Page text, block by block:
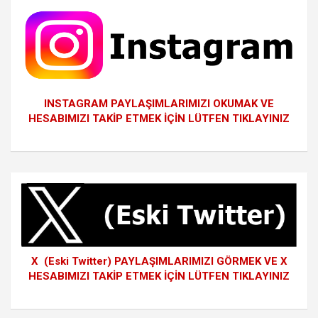
INSTAGRAM PAYLAŞIMLARIMIZI OKUMAK VE
HESABIMIZI TAKİP ETMEK İÇİN LÜTFEN TIKLAYINIZ
X (Eski Twitter) PAYLAŞIMLARIMIZI GÖRMEK VE X
HESABIMIZI TAKİP ETMEK İÇİN LÜTFEN TIKLAYINIZ